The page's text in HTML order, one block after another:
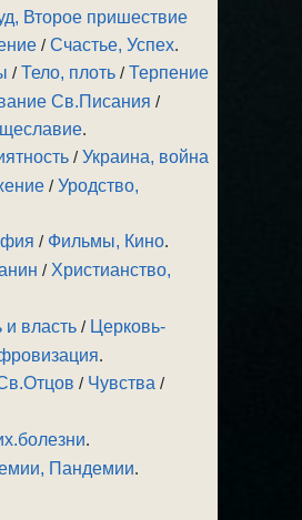
Второе пришествие
/Счастье, Успех.
/Тело, плоть /Терпение
Св.Писания /
.
/Украина, война
/Уродство,
/ Фильмы, Кино.
/ Христианство,
и власть / Церковь-
.
/ Чувства /
.
Пандемии.